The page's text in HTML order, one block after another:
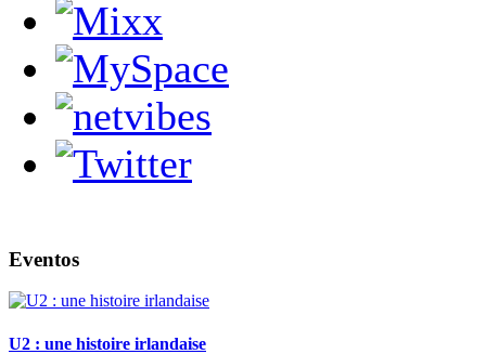
Eventos
U2 : une histoire irlandaise